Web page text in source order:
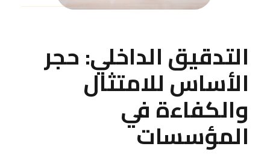
التدقيق الداخلي: حجر
الأساس للامتثال
والكفاءة في
المؤسسات